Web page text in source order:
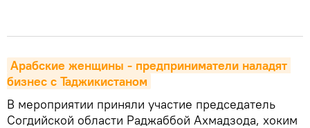
Арабские женщины - предприниматели наладят
бизнес с Таджикистаном
В мероприятии приняли участие председатель
Согдийской области Раджаббой Ахмадзода, хоким